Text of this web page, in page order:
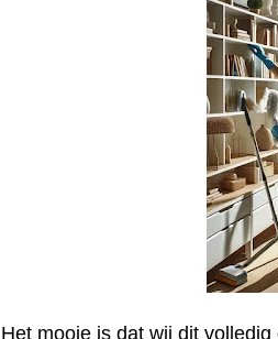
Het mooie is dat wij dit volledig